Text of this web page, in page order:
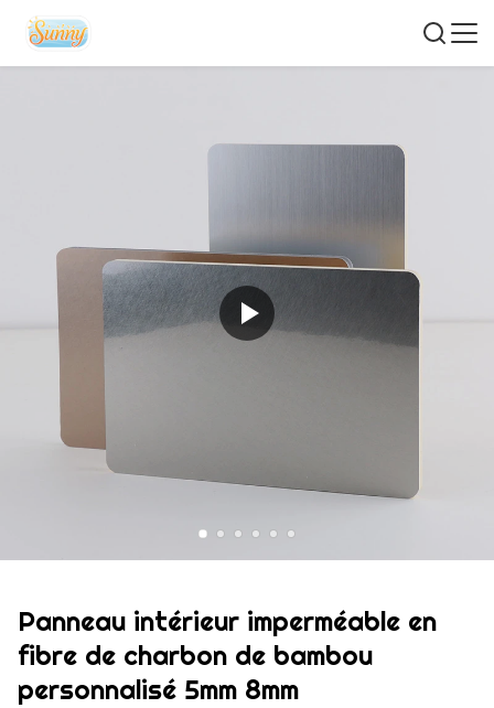
Panneau intérieur imperméable en
fibre de charbon de bambou
personnalisé 5mm 8mm